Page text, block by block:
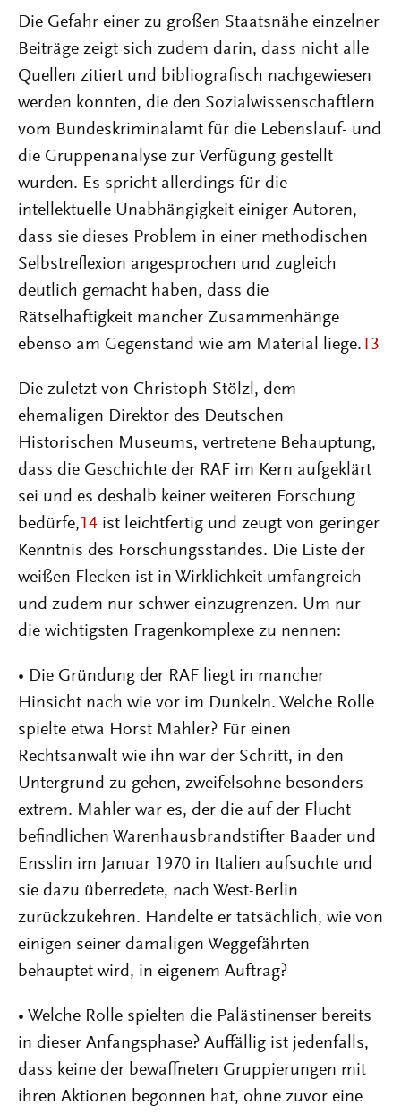
Die Gefahr einer zu großen Staatsnähe einzelner
Beiträge zeigt sich zudem darin, dass nicht alle
Quellen zitiert und bibliografisch nachgewiesen
werden konnten, die den Sozialwissenschaftlern
vom Bundeskriminalamt für die Lebenslauf- und
die Gruppenanalyse zur Verfügung gestellt
wurden. Es spricht allerdings für die
intellektuelle Unabhängigkeit einiger Autoren,
dass sie dieses Problem in einer methodischen
Selbstreflexion angesprochen und zugleich
deutlich gemacht haben, dass die
Rätselhaftigkeit mancher Zusammenhänge
ebenso am Gegenstand wie am Material liege. 13
Die zuletzt von Christoph Stölzl, dem
ehemaligen Direktor des Deutschen
Historischen Museums, vertretene Behauptung,
dass die Geschichte der RAF im Kern aufgeklärt
sei und es deshalb keiner weiteren Forschung
bedürfe, 14 ist leichtfertig und zeugt von geringer
Kenntnis des Forschungsstandes. Die Liste der
weißen Flecken ist in Wirklichkeit umfangreich
und zudem nur schwer einzugrenzen. Um nur
die wichtigsten Fragenkomplexe zu nennen:
• Die Gründung der RAF liegt in mancher
Hinsicht nach wie vor im Dunkeln. Welche Rolle
spielte etwa Horst Mahler? Für einen
Rechtsanwalt wie ihn war der Schritt, in den
Untergrund zu gehen, zweifelsohne besonders
extrem. Mahler war es, der die auf der Flucht
befindlichen Warenhausbrandstifter Baader und
Ensslin im Januar 1970 in Italien aufsuchte und
sie dazu überredete, nach West-Berlin
zurückzukehren. Handelte er tatsächlich, wie von
einigen seiner damaligen Weggefährten
behauptet wird, in eigenem Auftrag?
• Welche Rolle spielten die Palästinenser bereits
in dieser Anfangsphase? Auffällig ist jedenfalls,
dass keine der bewaffneten Gruppierungen mit
ihren Aktionen begonnen hat, ohne zuvor eine